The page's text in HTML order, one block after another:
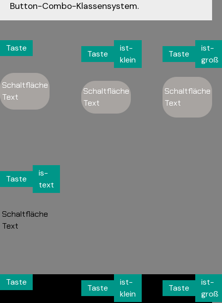
Button-Combo-Klassensystem.
Taste
Schaltfläche
Text
Taste
ist-
klein
Schaltfläche
Text
Taste
ist-
groß
Schaltfläche
Text
Taste
is-
text
Schaltfläche
Text
Taste
Taste
ist-
klein
Taste
ist-
groß